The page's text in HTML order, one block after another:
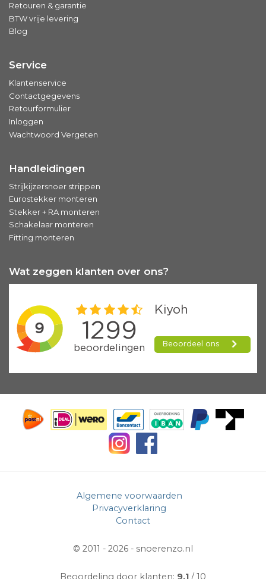
Retouren & garantie
BTW vrije levering
Blog
Service
Klantenservice
Contactgegevens
Retourformulier
Inloggen
Wachtwoord Vergeten
Handleidingen
Strijkijzersnoer strippen
Eurostekker monteren
Stekker + RA monteren
Schakelaar monteren
Fitting monteren
Wat zeggen klanten over ons?
Algemene voorwaarden
Privacyverklaring
Contact
© 2011 - 2026 - snoerenzo.nl
Beoordeling door klanten: 9.1 / 10